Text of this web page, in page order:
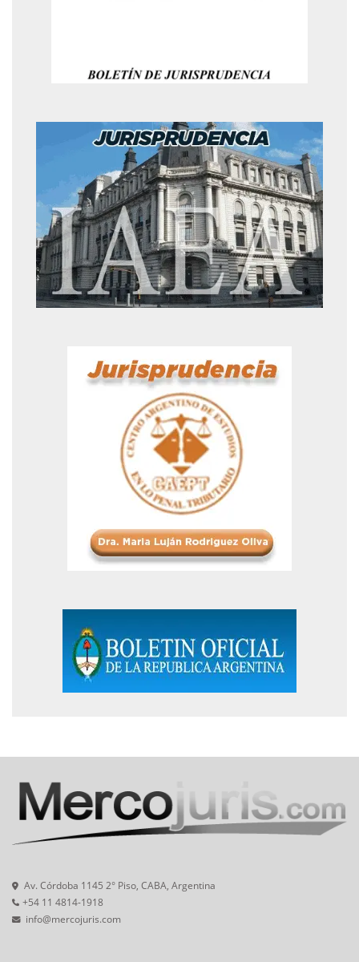
Av. Córdoba 1145 2° Piso, CABA, Argentina
+54 11 4814-1918
info@mercojuris.com